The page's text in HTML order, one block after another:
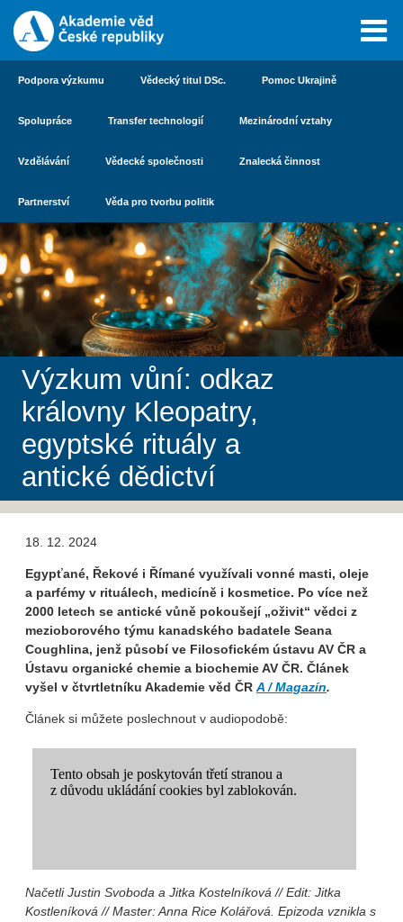
Podpora výzkumu Vědecký titul DSc. Pomoc Ukrajině
Spolupráce Transfer technologií Mezinárodní vztahy
Vzdělávání Vědecké společnosti Znalecká činnost
Partnerství Věda pro tvorbu politik
Výzkum vůní: odkaz
královny Kleopatry,
egyptské rituály a
antické dědictví
18. 12. 2024
Egypťané, Řekové i Římané využívali vonné masti, oleje
a parfémy v rituálech, medicíně i kosmetice. Po více než
2000 letech se antické vůně pokoušejí „oživit“ vědci z
mezioborového týmu kanadského badatele Seana
Coughlina, jenž působí ve Filosofickém ústavu AV ČR a
Ústavu organické chemie a biochemie AV ČR. Článek
vyšel v čtvrtletníku Akademie věd ČR A / Magazín.
Článek si můžete poslechnout v audiopodobě:
Načetli Justin Svoboda a Jitka Kostelníková // Edit: Jitka
Kostleníková // Master: Anna Rice Kolářová. Epizoda vznikla s